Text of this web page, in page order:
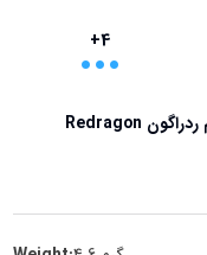
+4
...
ماوس و کیبورد گیمینگ بی‌ سیم ردراگون Redragon